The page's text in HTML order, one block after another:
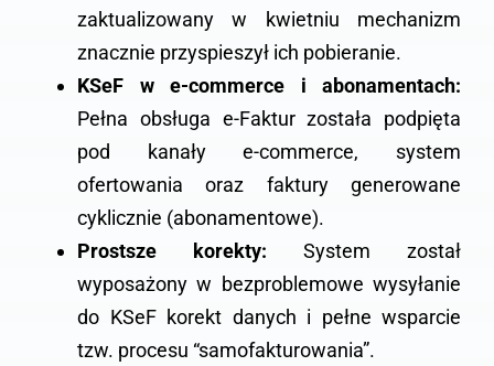
zaktualizowany w kwietniu mechanizm
znacznie przyspieszył ich pobieranie.
KSeF w e-commerce i abonamentach:
Pełna obsługa e-Faktur została podpięta
pod kanały e-commerce, system
ofertowania oraz faktury generowane
cyklicznie (abonamentowe).
Prostsze korekty: System został
wyposażony w bezproblemowe wysyłanie
do KSeF korekt danych i pełne wsparcie
tzw. procesu “samofakturowania”.